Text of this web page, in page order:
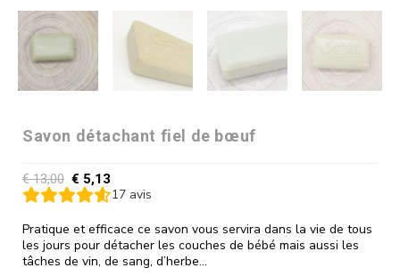
Savon détachant fiel de bœuf
€13,00 € 5,13
17 avis
Pratique et efficace ce savon vous servira dans la vie de tous
les jours pour détacher les couches de bébé mais aussi les
tâches de vin, de sang, d’herbe…